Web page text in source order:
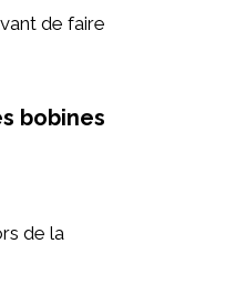
de faire
bobines
de la